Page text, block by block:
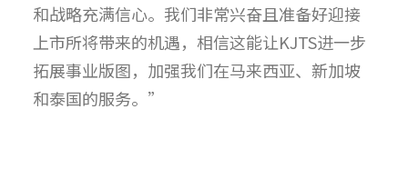
和战略充满信心。我们非常兴奋且准备好迎接
上市所将带来的机遇，相信这能让KJTS进一步
拓展事业版图，加强我们在马来西亚、新加坡
和泰国的服务。”